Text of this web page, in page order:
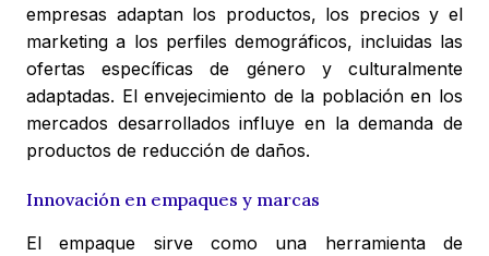
empresas adaptan los productos, los precios y el
marketing a los perfiles demográficos, incluidas las
ofertas específicas de género y culturalmente
adaptadas. El envejecimiento de la población en los
mercados desarrollados influye en la demanda de
productos de reducción de daños.
Innovación en empaques y marcas
El empaque sirve como una herramienta de